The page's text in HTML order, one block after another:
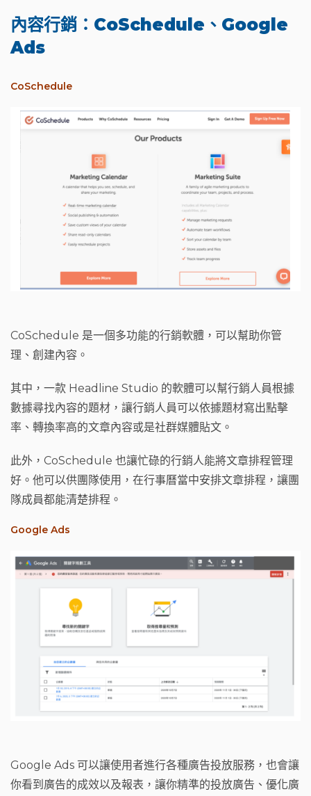
內容行銷：CoSchedule、Google
Ads
CoSchedule
CoSchedule 是一個多功能的行銷軟體，可以幫助你管
理、創建內容。
其中，一款 Headline Studio 的軟體可以幫行銷人員根據
數據尋找內容的題材，讓行銷人員可以依據題材寫出點擊
率、轉換率高的文章內容或是社群媒體貼文。
此外，CoSchedule 也讓忙碌的行銷人能將文章排程管理
好。他可以供團隊使用，在行事曆當中安排文章排程，讓團
隊成員都能清楚排程。
Google Ads
Google Ads 可以讓使用者進行各種廣告投放服務，也會讓
你看到廣告的成效以及報表，讓你精準的投放廣告、優化廣